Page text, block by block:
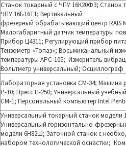
Станок токарный с ЧПУ 16К20Ф3; Станок
ЧПУ 16Б16Т1; Вертикальный
фрезерный обрабатывающий центр RAIS
Малогабаритный датчик температуры
Прибор Ц4311; Регулирующий прибор
Тензометр «Топаз»; Восьмиканальный
температуры АРС-105; Измеритель
Вольтметр универсальный; Осциллограф
Лабораторная установка СМ-34; Машина
Р-10; Пресс П-250; Универсальный
СМ-1; Персональный компьютер Intel
Универсальный токарный станок модели
Универсальный горизонтально-
модели 6Н82Ш; Заточной станок с
набором технологической оснастки;